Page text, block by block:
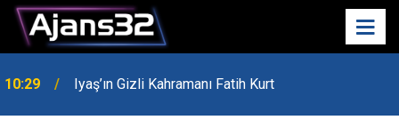
10:29 Iyaş’ın Gizli Kahramanı Fatih Kurt
00:52 Isparta'da Asker Eğlencesinde Kavga Çıktı